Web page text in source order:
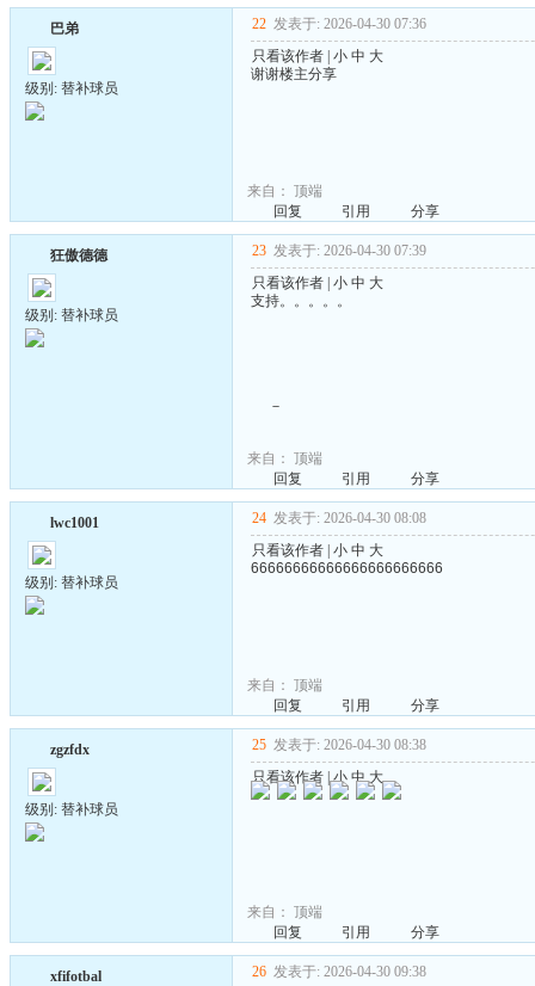
巴弟
级别: 替补球员
22 发表于: 2026-04-30 07:36
只看该作者 小 中 大
谢谢楼主分享
来自： 顶端
回复
引用 分享
狂傲德德
级别: 替补球员
23 发表于: 2026-04-30 07:39
只看该作者 小 中 大
支持。。。。。
－
来自： 顶端
回复
引用 分享
lwc1001
级别: 替补球员
24 发表于: 2026-04-30 08:08
只看该作者 小 中 大
66666666666666666666666
来自： 顶端
回复
引用 分享
zgzfdx
级别: 替补球员
25 发表于: 2026-04-30 08:38
只看该作者 |小 中 大
来自： 顶端
回复
引用 分享
xfifotbal 26 发表于: 2026-04-30 09:38